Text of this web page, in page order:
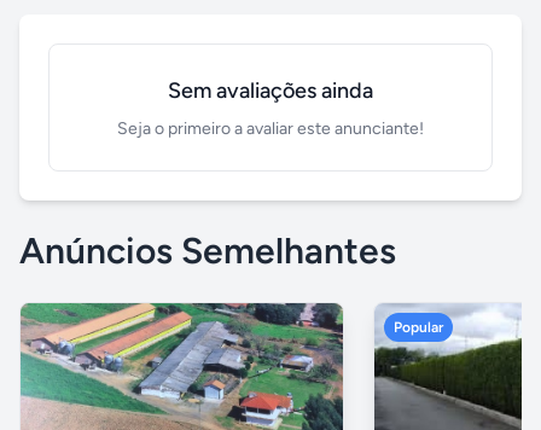
Sem avaliações ainda
Seja o primeiro a avaliar este anunciante!
Anúncios Semelhantes
Popular